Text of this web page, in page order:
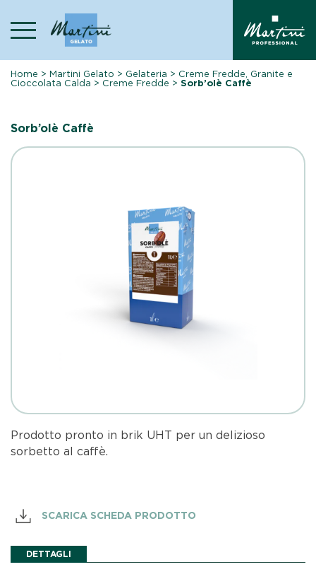
content
Home >Martini Gelato > Gelateria > Creme Fredde, Granite e
Cioccolata Calda > Creme Fredde >Sorb’olè Caffè
Sorb’olè Caffè
Prodotto pronto in brik UHT per un delizioso
sorbetto al caffè.
SCARICA SCHEDA PRODOTTO
DETTAGLI